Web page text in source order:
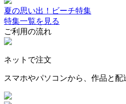
夏の思い出！ビーチ特集
特集一覧を見る
ご利用の流れ
ネットで注文
スマホやパソコンから、作品と配